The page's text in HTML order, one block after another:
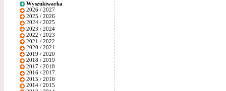
Wyszukiwarka
2026 / 2027
2025 / 2026
2024 / 2025
2023 / 2024
2022 / 2023
2021 / 2022
2020 / 2021
2019 / 2020
2018 / 2019
2017 / 2018
2016 / 2017
2015 / 2016
2014 / 2015